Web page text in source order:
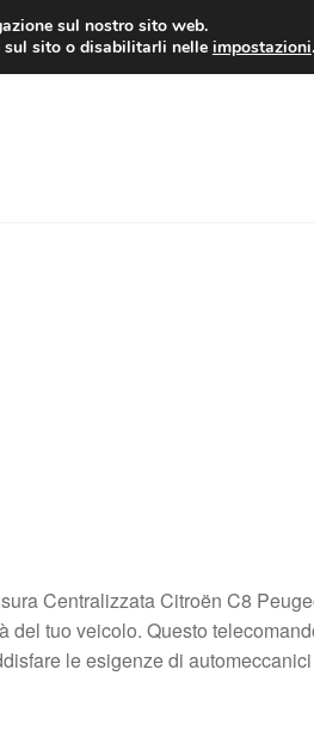
Lun-Ven 9:00
Centralizzata Citroën C8
del tuo veicolo. Questo
le esigenze di
sul nostro sito web.
sul sito o disabilitarli nelle impostazioni.